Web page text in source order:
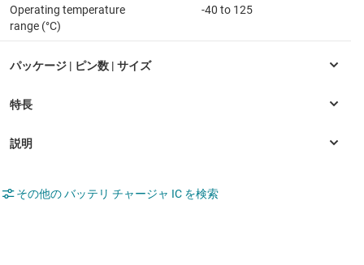
Operating temperature
range (°C)
-40 to 125
その他の バッテリ チャージャ IC を検索